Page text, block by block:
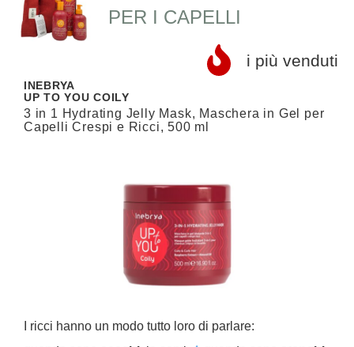
PER I CAPELLI
i più venduti
INEBRYA
UP TO YOU COILY
3 in 1 Hydrating Jelly Mask, Maschera in Gel per
Capelli Crespi e Ricci, 500 ml
I ricci hanno un modo tutto loro di parlare: